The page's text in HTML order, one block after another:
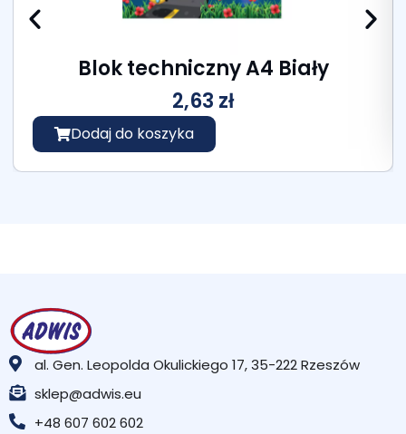
Blok techniczny A4 Biały
2,63 zł
Dodaj do koszyka
al. Gen. Leopolda Okulickiego 17, 35-222 Rzeszów
sklep@adwis.eu
+48 607 602 602